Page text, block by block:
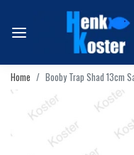
Home Booby Trap Shad 13cm